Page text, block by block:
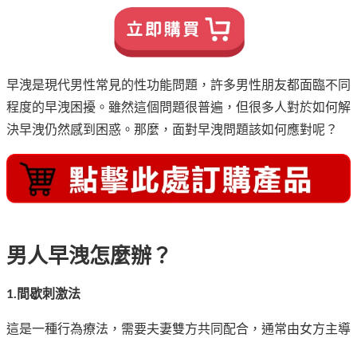
早洩是現代男性常見的性功能問題，許多男性朋友都面臨不同
程度的早洩困擾。雖然這個問題很普遍，但很多人對於如何解
決早洩仍然感到困惑。那麼，面對早洩問題該如何應對呢？
男人早洩怎麼辦？
1.間歇刺激法
這是一種行為療法，需要夫妻雙方共同配合，通常由女方主導